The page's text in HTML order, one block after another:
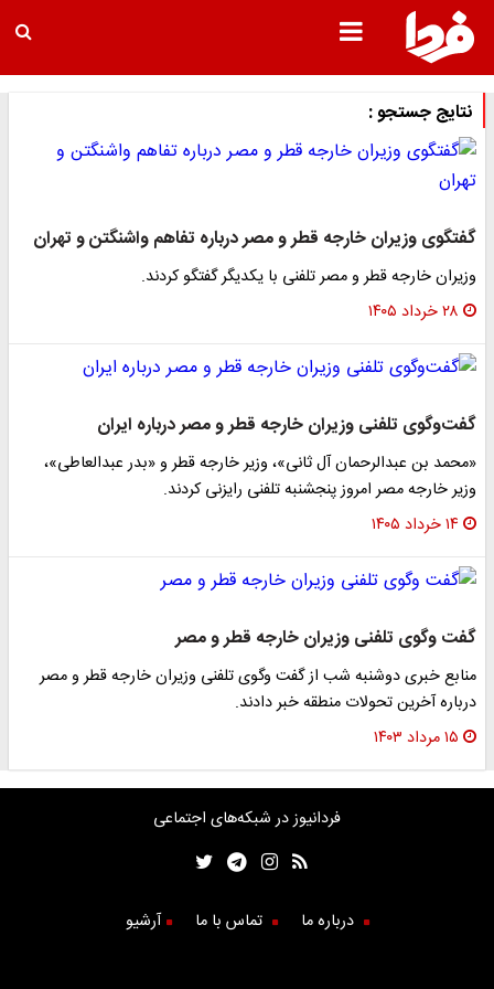
نتایج جستجو :
گفتگوی وزیران خارجه قطر و مصر درباره تفاهم واشنگتن و تهران
وزیران خارجه قطر و مصر تلفنی با یکدیگر گفتگو کردند.​
۲۸ خرداد ۱۴۰۵
گفت‌وگوی تلفنی وزیران خارجه قطر و مصر درباره ایران
«محمد بن عبدالرحمان آل ثانی»، وزیر خارجه قطر و «بدر عبدالعاطی»،
وزیر خارجه مصر امروز پنجشنبه تلفنی رایزنی کردند.
۱۴ خرداد ۱۴۰۵
گفت وگوی تلفنی وزیران خارجه قطر و مصر
منابع خبری دوشنبه شب از گفت وگوی تلفنی وزیران خارجه قطر و مصر
درباره آخرین تحولات منطقه خبر دادند.
۱۵ مرداد ۱۴۰۳
فردانیوز در شبکه‌های اجتماعی
درباره ما تماس با ما آرشیو